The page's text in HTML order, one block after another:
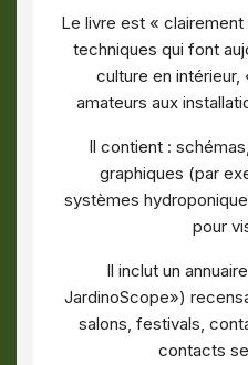
Le livre est «
techniques qui font
culture en intérieur,
amateurs aux
Il contient :
graphiques (par
systèmes
pour
Il inclut un
JardinoScope»)
salons, festivals,
contacts